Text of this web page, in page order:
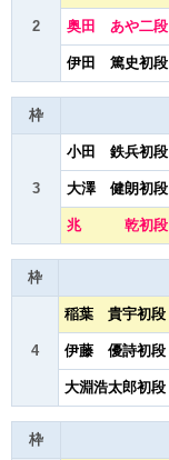
2 奥田 あや二段
伊田 篤史初段
枠
3
小田 鉄兵初段
大澤 健朗初段
兆 乾初段
枠
4
稲葉 貴宇初段
伊藤 優詩初段
大淵浩太郎初段
枠